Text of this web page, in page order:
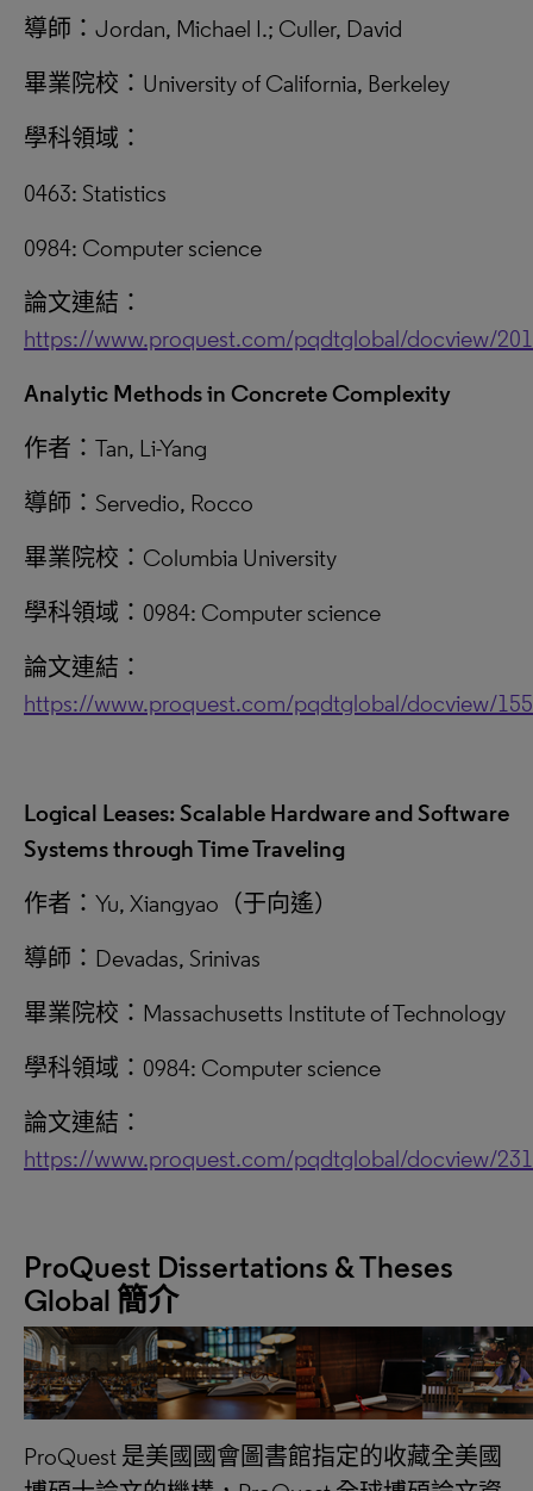
導師：Jordan, Michael I.; Culler, David
畢業院校：University of California, Berkeley
學科領域：
0463: Statistics
0984: Computer science
論文連結：
https://www.proquest.com/pqdtglobal/docview/
Analytic Methods in Concrete Complexity
作者：Tan, Li-Yang
導師：Servedio, Rocco
畢業院校：Columbia University
學科領域：0984: Computer science
論文連結：
https://www.proquest.com/pqdtglobal/docview/
Logical Leases: Scalable Hardware and Software
Systems through Time Traveling
作者：Yu, Xiangyao（于向遙）
導師：Devadas, Srinivas
畢業院校：Massachusetts Institute of Technology
學科領域：0984: Computer science
論文連結：
https://www.proquest.com/pqdtglobal/docview/
ProQuest Dissertations & Theses
Global 簡介
ProQuest 是美國國會圖書館指定的收藏全美國